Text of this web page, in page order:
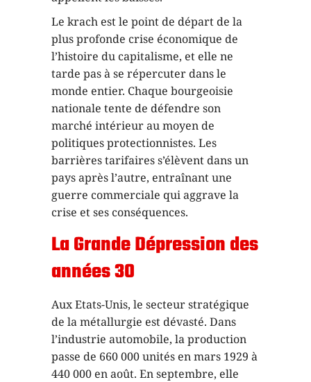
Le krach est le point de départ de la
plus profonde crise économique de
l’histoire du capitalisme, et elle ne
tarde pas à se répercuter dans le
monde entier. Chaque bourgeoisie
nationale tente de défendre son
marché intérieur au moyen de
politiques protectionnistes. Les
barrières tarifaires s’élèvent dans un
pays après l’autre, entraînant une
guerre commerciale qui aggrave la
crise et ses conséquences.
La Grande Dépression des
années 30
Aux Etats-Unis, le secteur stratégique
de la métallurgie est dévasté. Dans
l’industrie automobile, la production
passe de 660 000 unités en mars 1929 à
440 000 en août. En septembre, elle